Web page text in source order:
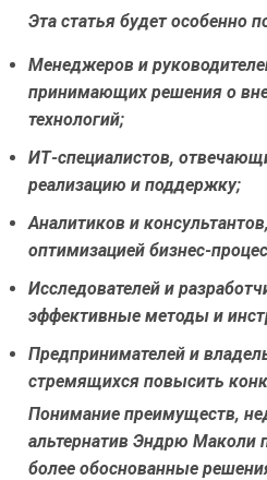
Эта статья будет особенно
Менеджеров и
принимающих решения о
технологий;
ИТ-специалистов,
реализацию и поддержку;
Аналитиков и
оптимизацией бизнес-
Исследователей и
эффективные методы и
Предпринимателей и
стремящихся повысить
Понимание преимуществ,
альтернатив Эндрю Маколи
более обоснованные